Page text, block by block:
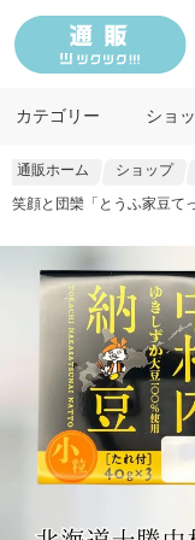
カテゴリー ショ
通販ホーム ショップ
笑顔と団欒「とうふ家豆て